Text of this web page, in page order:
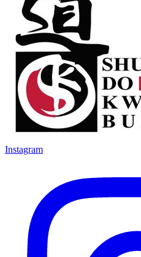
Instagram